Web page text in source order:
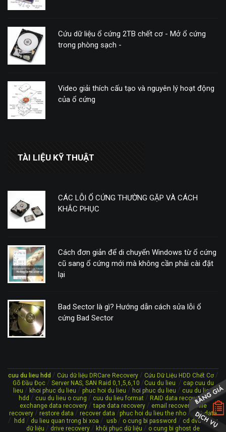
Cứu dữ liệu ổ cứng 2TB chết cơ - Mở ổ cứng
trong phòng sạch -
Video giải thích cấu tạo và nguyên lý hoạt động
của ổ cứng
TÀI LIỆU KỸ THUẬT
CÁC LỖI Ổ CỨNG THƯỜNG GẶP VÀ CÁCH
KHẮC PHỤC
Cách đơn giản để di chuyển Windows từ ổ cứng
cũ sang ổ cứng mới mà không cần phải cài đặt
lại
Bad Sector là gì? Hướng dẫn cách sửa lỗi ổ
cứng Bad Sector
cuu du lieu hdd / Cứu dữ liệu DRCare Recovery/ Cứu Dữ Liệu HDD Chết Cơ/
Gõ Đầu Đọc/ Server NAS, SAN Raid 0,1,5,6,10 /Cuu du lieu / cap cuu du
lieu / khoi phuc du lieu / phuc hoi du lieu / hoi phuc du lieu / cuu du lieu
hdd / cuu du lieu o cung / cuu du lieu format / RAID data recovery/
exchange data recovery/tape data recovery/ email recovery /file
recovery / restore data / recover data /phuc hoi du lieu the nho / lost data
/ hdd / du lieu quan trong bi xoa / usb / o cung bi password / cd dvd/cứu
dữ liệu / drive recovery / khôi phục dữ liệu / o cung bi ghost de